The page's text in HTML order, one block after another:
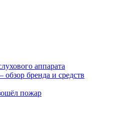
аппарата
бренда и средств
пожар